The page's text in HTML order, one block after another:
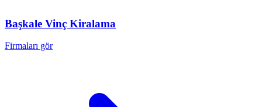
Başkale Vinç Kiralama
Firmaları gör